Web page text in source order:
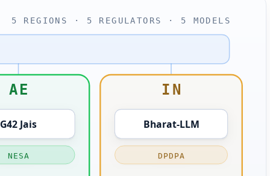
5 REGIONS · 5 REGULATORS · 5 MODELS
AE
G42 Jais
NESA
IN
Bharat-LLM
DPDPA